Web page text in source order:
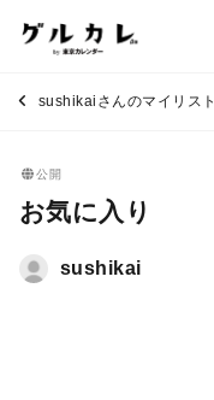
sushikaiさんのマイリスト
公開
お気に入り
sushikai